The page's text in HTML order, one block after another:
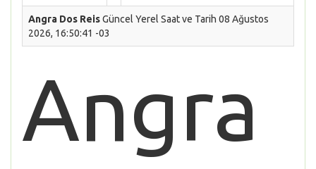
Angra Dos ReisGüncel Yerel Saat ve Tarih 08 Ağustos
2026, 16:50:41 -03
Angra